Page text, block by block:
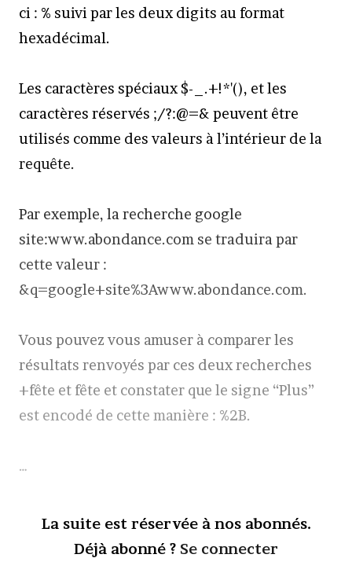
ci : % suivi par les deux digits au format
hexadécimal.
Les caractères spéciaux $-_.+!*'(), et les
caractères réservés ;/?:@=& peuvent être
utilisés comme des valeurs à l’intérieur de la
requête.
Par exemple, la recherche google
site:www.abondance.com se traduira par
cette valeur :
&q=google+site%3Awww.abondance.com.
Vous pouvez vous amuser à comparer les
résultats renvoyés par ces deux recherches
+fête et fête et constater que le signe “Plus”
est encodé de cette manière : %2B.
…
La suite est réservée à nos abonnés.
Déjà abonné ? Se connecter